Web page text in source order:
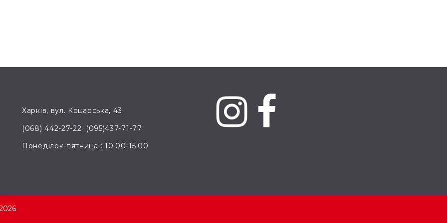
Харків, вул. Коцарська, 43
(068) 442-27-22; (095)437-71-77
Понеділок-пятница : 10.00-15.00